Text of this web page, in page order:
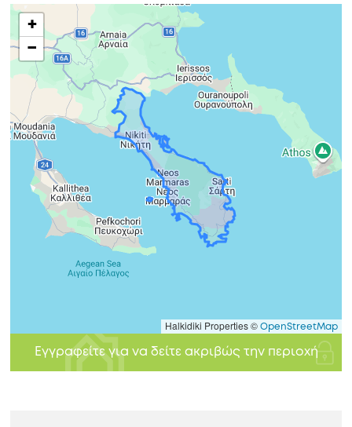
+
−
Halkidiki Properties © OpenStreetMap
Εγγραφείτε για να δείτε ακριβώς την περιοχή